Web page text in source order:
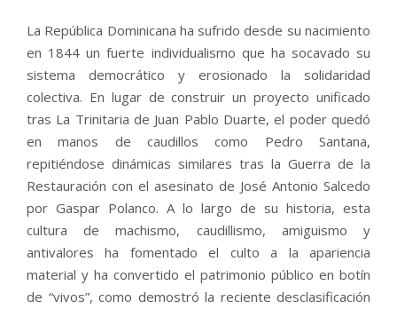
La República Dominicana ha sufrido desde su nacimiento
en 1844 un fuerte individualismo que ha socavado su
sistema democrático y erosionado la solidaridad
colectiva. En lugar de construir un proyecto unificado
tras La Trinitaria de Juan Pablo Duarte, el poder quedó
en manos de caudillos como Pedro Santana,
repitiéndose dinámicas similares tras la Guerra de la
Restauración con el asesinato de José Antonio Salcedo
por Gaspar Polanco. A lo largo de su historia, esta
cultura de machismo, caudillismo, amiguismo y
antivalores ha fomentado el culto a la apariencia
material y ha convertido el patrimonio público en botín
de “vivos”, como demostró la reciente desclasificación